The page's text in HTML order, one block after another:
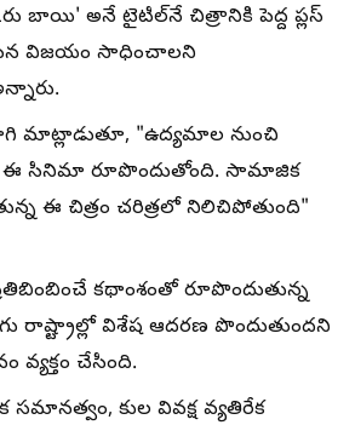
బాయి' అనే టైటిల్‌నే చిత్రానికి పెద్ద ప్లస్
విజయం సాధించాలని
మాట్లాడుతూ, "ఉద్యమాల నుంచి
సినిమా రూపొందుతోంది. సామాజిక
ఈ చిత్రం చరిత్రలో నిలిచిపోతుంది"
కథాంశంతో రూపొందుతున్న
రాష్ట్రాల్లో విశేష ఆదరణ పొందుతుందని
వ్యక్తం చేసింది.
కుల వివక్ష వ్యతిరేక